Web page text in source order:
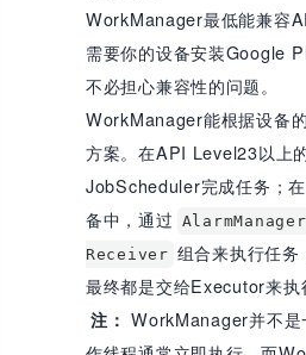
WorkManager最低能兼容
需要你的设备安装Google
不必担心兼容性的问题。
WorkManager能根据设备
方案。在API Level23以上
JobScheduler完成任务；
备中，通过 AlarmManager
Receiver 组合来执行任务
最终都是交给Executor来执
注： WorkManager并不是